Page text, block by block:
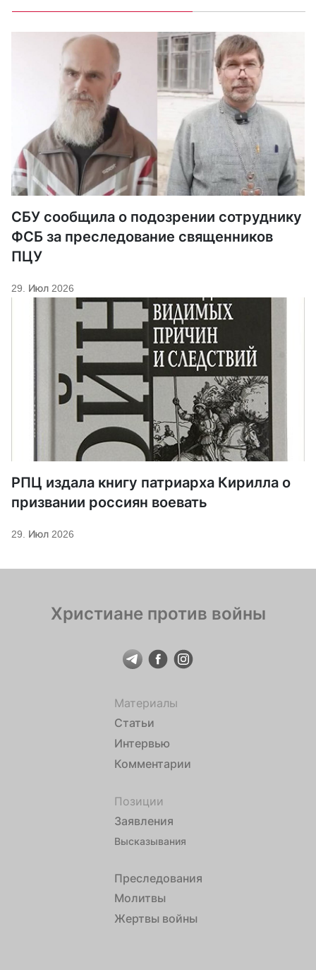
СБУ сообщила о подозрении сотруднику
ФСБ за преследование священников
ПЦУ
29. Июл 2026
РПЦ издала книгу патриарха Кирилла о
призвании россиян воевать
29. Июл 2026
Христиане против войны
Материалы
Статьи
Интервью
Комментарии
Позиции
Заявления
Высказывания
Преследования
Молитвы
Жертвы войны